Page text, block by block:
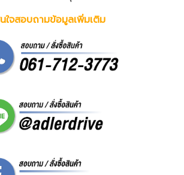
ใจสอบถามข้อมูลเพิ่มเติม